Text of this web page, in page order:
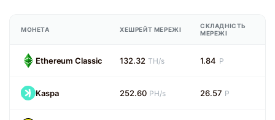
МОНЕТА ХЕШРЕЙТ МЕРЕЖІ
СКЛАДНІСТЬ
МЕРЕЖІ
Ethereum Classic 132.32 TH/s 1.84 P
Kaspa 252.60 PH/s 26.57 P